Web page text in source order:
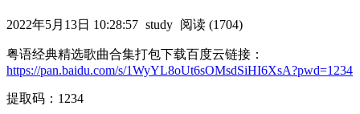
2022年5月13日 10:28:57 study 阅读 (1704)
粤语经典精选歌曲合集打包下载百度云链接：
https://pan.baidu.com/s/1WyYL8oUt6sOMsdSiHI6XsA?pwd=1234
提取码：1234